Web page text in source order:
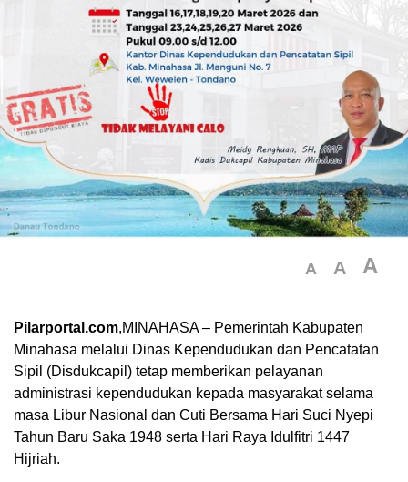
A A A
Pilarportal.com,MINAHASA – Pemerintah Kabupaten
Minahasa melalui Dinas Kependudukan dan Pencatatan
Sipil (Disdukcapil) tetap memberikan pelayanan
administrasi kependudukan kepada masyarakat selama
masa Libur Nasional dan Cuti Bersama Hari Suci Nyepi
Tahun Baru Saka 1948 serta Hari Raya Idulfitri 1447
Hijriah.